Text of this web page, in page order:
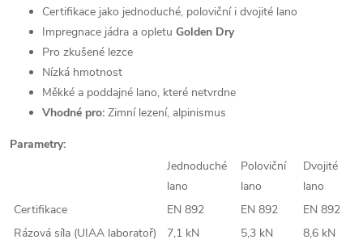
Certifikace jako jednoduché, poloviční i dvojité lano
Impregnace jádra a opletu Golden Dry
Pro zkušené lezce
Nízká hmotnost
Měkké a poddajné lano, které netvrdne
Vhodné pro: Zimní lezení, alpinismus
Parametry:
Jednoduché
lano
Poloviční
lano
Dvojité
lano
Certifikace
EN 892 EN 892
EN 892
Rázová síla (UIAA laboratoř)
7,1 kN 5,3 kN 8,6 kN